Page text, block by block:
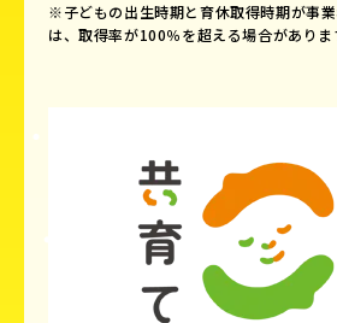
※子どもの出生時期と育休取得時期が事
は、取得率が100％を超える場合がありま